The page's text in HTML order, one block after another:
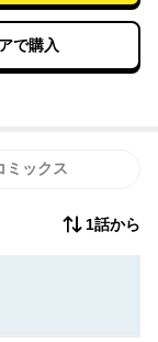
で購入
ミックス
1話から